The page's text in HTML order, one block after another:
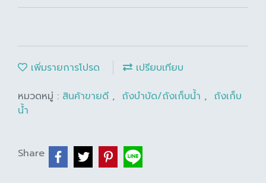
เพิ่มรายการโปรด
เปรียบเทียบ
หมวดหมู่ : สินค้าขายดี , ถังบำบัด/ถังเก็บน้ำ , ถังเก็บ
น้ำ
Share